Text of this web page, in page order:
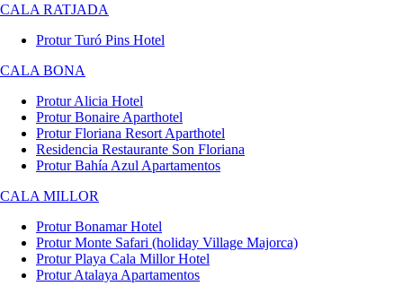
CALA RATJADA
Protur Turó Pins Hotel
CALA BONA
Protur Alicia Hotel
Protur Bonaire Aparthotel
Protur Floriana Resort Aparthotel
Residencia Restaurante Son Floriana
Protur Bahía Azul Apartamentos
CALA MILLOR
Protur Bonamar Hotel
Protur Monte Safari (holiday Village Majorca)
Protur Playa Cala Millor Hotel
Protur Atalaya Apartamentos